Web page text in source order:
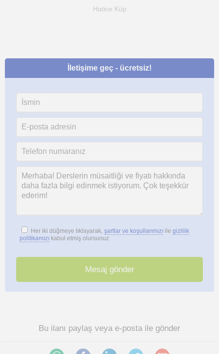
Hatice Küp
İletişime geç - ücretsiz!
Her iki düğmeye tıklayarak, şartlar ve koşullarımızı ile gizlilik
politikamızı kabul etmiş olursunuz
Bu ilanı paylaş veya e-posta ile gönder